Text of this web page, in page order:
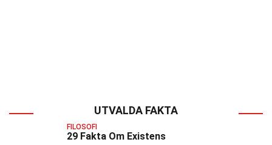
UTVALDA FAKTA
FILOSOFI
29 Fakta Om Existens